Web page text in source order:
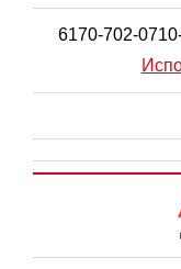
6170-702-